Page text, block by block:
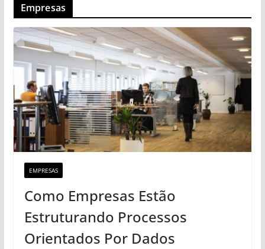
Empresas
EMPRESAS
Como Empresas Estão
Estruturando Processos
Orientados Por Dados